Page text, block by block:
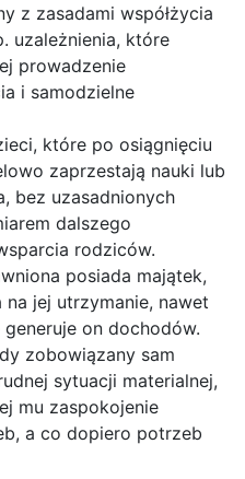
z zasadami współżycia
uzależnienia, które
prowadzenie
i samodzielne
które po osiągnięciu
zaprzestają nauki lub
bez uzasadnionych
dalszego
rodziców.
posiada majątek,
jej utrzymanie, nawet
on dochodów.
zobowiązany sam
sytuacji materialnej,
mu zaspokojenie
a co dopiero potrzeb